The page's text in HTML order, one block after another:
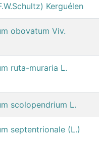
Kerguélen
obovatum Viv.
ruta-muraria L.
scolopendrium L.
septentrionale (L.)